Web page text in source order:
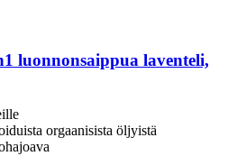
luonnonsaippua laventeli,
orgaanisista öljyistä